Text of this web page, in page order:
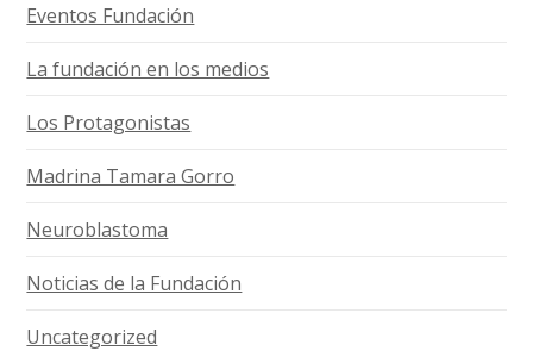
Eventos Fundación
La fundación en los medios
Los Protagonistas
Madrina Tamara Gorro
Neuroblastoma
Noticias de la Fundación
Uncategorized